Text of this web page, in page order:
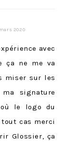
2020
avec
ça ne me va
miser sur les
signature
le logo du
cas merci
Glossier, ça